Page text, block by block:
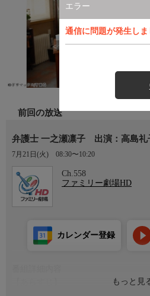
エラー
通信に問題が発生し
前回の放送
弁護士 一之瀬凛子 出演：高島礼
7月21日(火) 08:30〜10:20
Ch.558
ファミリー劇場HD
もっと見
カレンダー登録